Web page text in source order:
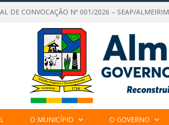
DE CONVOCAÇÃO Nº 001/2026 – SEAP/ALMEIRIM
O MUNICÍPIO O GOVERNO